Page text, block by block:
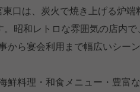
口は、炭火で焼き上げる炉
。昭和レトロな雰囲気の店内
から宴会利用まで幅広いシーン
鮮料理・和食メニュー・豊富